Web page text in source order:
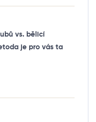
vs. bělicí
je pro vás ta